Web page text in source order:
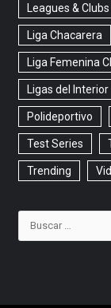
Leagues & Clubs
Liga Chacarera
Liga Femenina
Ligas del Interior
Polideportivo
Test Series
Trending